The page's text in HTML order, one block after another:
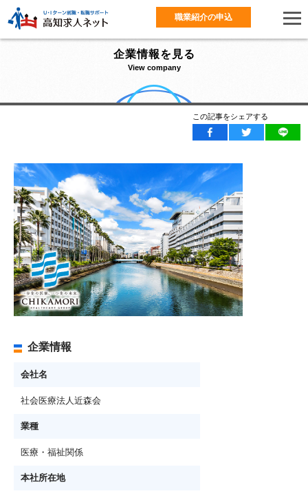
職業紹介の申込
企業情報を見る
View company
この記事をシェアする
企業情報
会社名
社会医療法人近森会
業種
医療・福祉関係
本社所在地